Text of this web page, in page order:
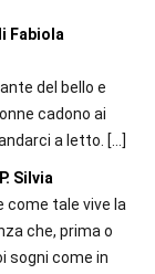
Fabiola
del bello e
cadono ai
a letto. […]
Silvia
come tale vive la
che, prima o
sogni come in